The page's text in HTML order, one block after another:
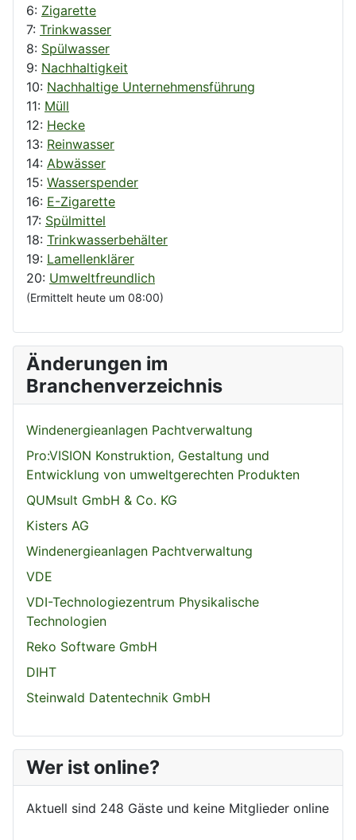
6: Zigarette
7: Trinkwasser
8: Spülwasser
9: Nachhaltigkeit
10: Nachhaltige Unternehmensführung
11: Müll
12: Hecke
13: Reinwasser
14: Abwässer
15: Wasserspender
16: E-Zigarette
17: Spülmittel
18: Trinkwasserbehälter
19: Lamellenklärer
20: Umweltfreundlich
(Ermittelt heute um 08:00)
Änderungen im
Branchenverzeichnis
Windenergieanlagen Pachtverwaltung
Pro:VISION Konstruktion, Gestaltung und
Entwicklung von umweltgerechten Produkten
QUMsult GmbH & Co. KG
Kisters AG
Windenergieanlagen Pachtverwaltung
VDE
VDI-Technologiezentrum Physikalische
Technologien
Reko Software GmbH
DIHT
Steinwald Datentechnik GmbH
Wer ist online?
Aktuell sind 248 Gäste und keine Mitglieder online